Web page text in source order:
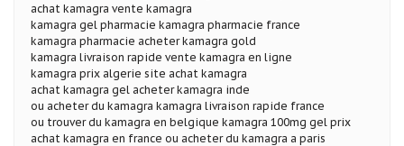
achat kamagra vente kamagra
kamagra gel pharmacie kamagra pharmacie france
kamagra pharmacie acheter kamagra gold
kamagra livraison rapide vente kamagra en ligne
kamagra prix algerie site achat kamagra
achat kamagra gel acheter kamagra inde
ou acheter du kamagra kamagra livraison rapide france
ou trouver du kamagra en belgique kamagra 100mg gel prix
achat kamagra en france ou acheter du kamagra a paris